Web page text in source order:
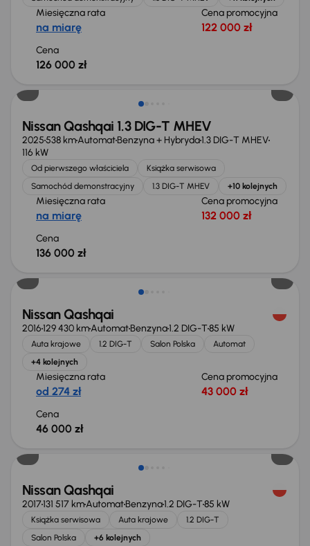
Miesięczna rata
na miarę
Cena promocyjna
122 000 zł
Cena
126 000 zł
Od nowego taniej o 24 578 zł
Nissan Qashqai 1.3 DIG-T MHEV
2025538 kmAutomatBenzyna + Hybryda1.3 DIG-T MHEV
116 kW
Od pierwszego właściciela
Książka serwisowa
Samochód demonstracyjny
1.3 DIG-T MHEV +10 kolejnych
Miesięczna rata
na miarę
Cena promocyjna
132 000 zł
Cena
136 000 zł
Świeżo skupione
Nissan Qashqai
2016129 430 kmAutomatBenzyna1.2 DIG-T85 kW
Auta krajowe 1.2 DIG-T Salon Polska
Automat
+4 kolejnych
Miesięczna rata
od 274 zł
Cena promocyjna
43 000 zł
Cena
46 000 zł
Nissan Qashqai
2017131 517 kmAutomatBenzyna1.2 DIG-T85 kW
Książka serwisowa Auta krajowe
1.2 DIG-T
Salon Polska
+6 kolejnych